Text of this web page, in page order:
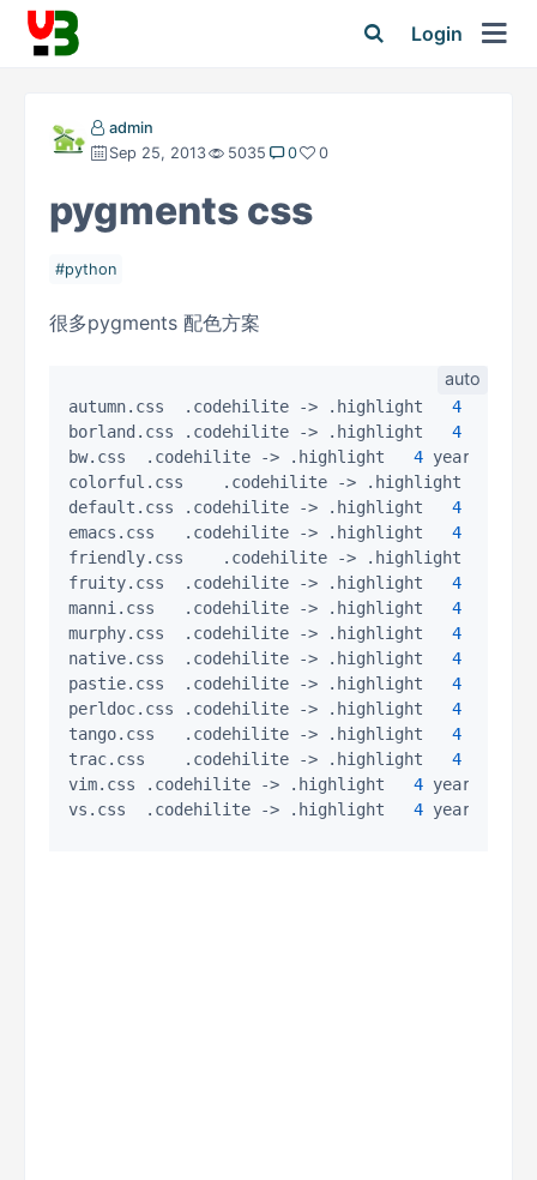
Login
admin
Sep 25, 2013
5035 0 0
pygments css
python
很多pygments 配色方案
autumn.css	.codehilite -> 4
borland.css	.codehilite
-> 4
bw.css	.codehilite
-> 4 years ago
colorful.css	.codehilite
->
default.css	.codehilite
-> 4
emacs.css	.codehilite
-> 4
friendly.css	.codehilite
->
fruity.css	.codehilite
-> 4
manni.css	.codehilite
-> 4
murphy.css	.codehilite
-> 4
native.css	.codehilite
-> 4
pastie.css	.codehilite
-> 4
perldoc.css	.codehilite
-> 4
tango.css	.codehilite
-> 4
trac.css	.codehilite
-> 4
vim.css	.codehilite
-> 4 years ago
vs.css	.codehilite
-> 4